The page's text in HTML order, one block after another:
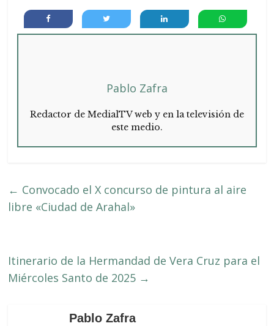
Pablo Zafra
Redactor de MedialTV web y en la televisión de
este medio.
← Convocado el X concurso de pintura al aire
libre «Ciudad de Arahal»
Itinerario de la Hermandad de Vera Cruz para el
Miércoles Santo de 2025 →
Pablo Zafra